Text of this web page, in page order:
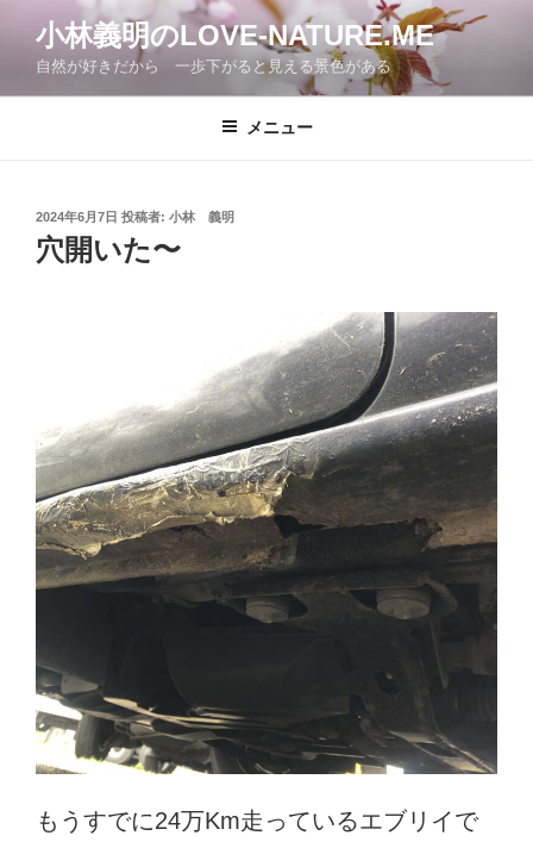
ン
小林義明のLOVE-NATURE.ME
自然が好きだから 一歩下がると見える景色がある
メニュー
投
稿
日:
2024年6月7日 投稿者: 小林 義明
穴開いた〜
もうすでに24万Km走っているエブリイで